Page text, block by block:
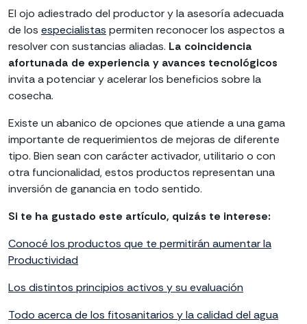
El ojo adiestrado del productor y la asesoría adecuada
de los especialistas permiten reconocer los aspectos a
resolver con sustancias aliadas. La coincidencia
afortunada de experiencia y avances tecnológicos
invita a potenciar y acelerar los beneficios sobre la
cosecha.
Existe un abanico de opciones que atiende a una gama
importante de requerimientos de mejoras de diferente
tipo. Bien sean con carácter activador, utilitario o con
otra funcionalidad, estos productos representan una
inversión de ganancia en todo sentido.
Si te ha gustado este artículo, quizás te interese:
Conocé los productos que te permitirán aumentar la
Productividad
Los distintos principios activos y su evaluación
Todo acerca de los fitosanitarios y la calidad del agua